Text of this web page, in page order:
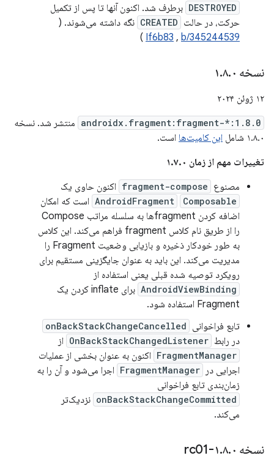
DESTROYED برطرف شد. اکنون آنها تا پس از تکمیل
حرکت، در حالت CREATED نگه داشته می‌شوند. (
If6b83 , b/345244539
)
نسخه ۱ .۸.۰
۱۲ ژوئن ۲۰۲۴
androidx.fragment:fragment-*:1.8.0 منتشر شد. نسخه
۱.۸.۰ شامل
این کامیت‌ها است.
تغییرات مهم از زمان ۱.۷.۰
مصنوع fragment-compose اکنون حاوی یک
AndroidFragment Composable
است که امکان
اضافه کردن fragmentها به سلسله مراتب Compose
را از طریق نام کلاس fragment فراهم می‌کند. این کلاس
به طور خودکار ذخیره و بازیابی وضعیت Fragment را
مدیریت می‌کند. این باید به عنوان جایگزینی مستقیم برای
رویکرد توصیه شده قبلی یعنی استفاده از
AndroidViewBinding
برای inflate کردن یک
Fragment استفاده شود.
تابع فراخوانی onBackStackChangeCancelled
در رابط OnBackStackChangedListener از
FragmentManager اکنون به عنوان بخشی از عملیات
اجرایی در
FragmentManager اجرا می‌شود و آن را به
زمان‌بندی تابع فراخوانی
onBackStackChangeCommitted نزدیک‌تر
می‌کند.
نسخه ۱ .۸.۰-rc01